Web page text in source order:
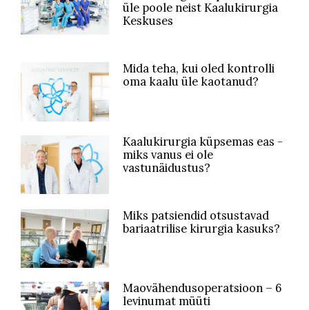
üle poole neist Kaalukirurgia
Keskuses
Mida teha, kui oled kontrolli
oma kaalu üle kaotanud?
Kaalukirurgia küpsemas eas -
miks vanus ei ole
vastunäidustus?
Miks patsiendid otsustavad
bariaatrilise kirurgia kasuks?
Maovähendusoperatsioon – 6
levinumat müüti